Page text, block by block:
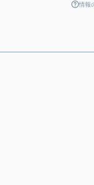
情報